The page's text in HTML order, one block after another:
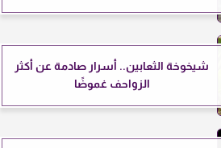
شيخوخة الثعابين.. أسرار صادمة عن أكثر
الزواحف غموضًا